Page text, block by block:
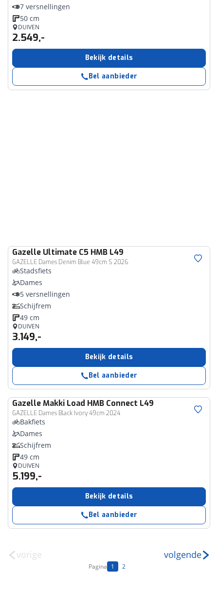
7 versnellingen
50 cm
DUIVEN
2.549,-
Bekijk details
Bel aanbieder
Gazelle Ultimate C5 HMB L49
GAZELLE Dames Denim Blue 49cm S 2026
Stadsfiets
Dames
5 versnellingen
Schijfrem
49 cm
DUIVEN
3.149,-
Bekijk details
Bel aanbieder
GazelleMakki Load HMB Connect L49
GAZELLE Dames Black Ivory 49cm 2024
Bakfiets
Dames
Schijfrem
49 cm
DUIVEN
5.199,-
Bekijk details
Bel aanbieder
vorige
Pagina 1 2
volgende